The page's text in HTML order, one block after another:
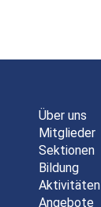
Über uns
Mitglieder
Sektionen
Bildung
Aktivitäten
Angebote